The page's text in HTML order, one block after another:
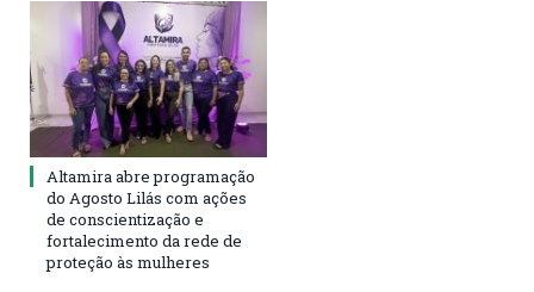
Altamira abre programação
do Agosto Lilás com ações
de conscientização e
fortalecimento da rede de
proteção às mulheres